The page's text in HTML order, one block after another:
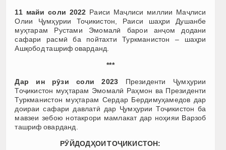
11 майи соли 2022 Раиси Маҷлиси миллии Маҷлиси
Олии Ҷумҳурии Тоҷикистон, Раиси шаҳри Душанбе
муҳтарам Рустами Эмомалӣ барои анҷом додани
сафари расмӣ ба пойтахти Туркманистон – шаҳри
Ашқобод ташриф оварданд.
***
Дар ин рӯзи соли 2023 Президенти Ҷумҳурии
Тоҷикистон муҳтарам Эмомалӣ Раҳмон ва Президенти
Туркманистон муҳтарам Сердар Бердимуҳамедов дар
доираи сафари давлатӣ дар Ҷумҳурии Тоҷикистон ба
мавзеи зебою нотакрори мамлакат дар ноҳияи Варзоб
ташриф оварданд.
РӮЙДОДҲОИ ТОҶИКИСТОН: